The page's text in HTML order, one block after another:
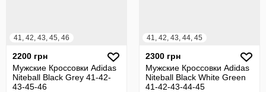
41, 42, 43, 45, 46
2200 грн
Мужские Кроссовки Adidas
Niteball Black Grey 41-42-
43-45-46
41, 42, 43, 44, 45
2300 грн
Мужские Кроссовки Adidas
Niteball Black White Green
41-42-43-44-45